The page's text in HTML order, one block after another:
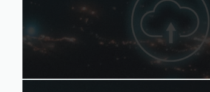
alertas de
renovação
automatizados
ambientes